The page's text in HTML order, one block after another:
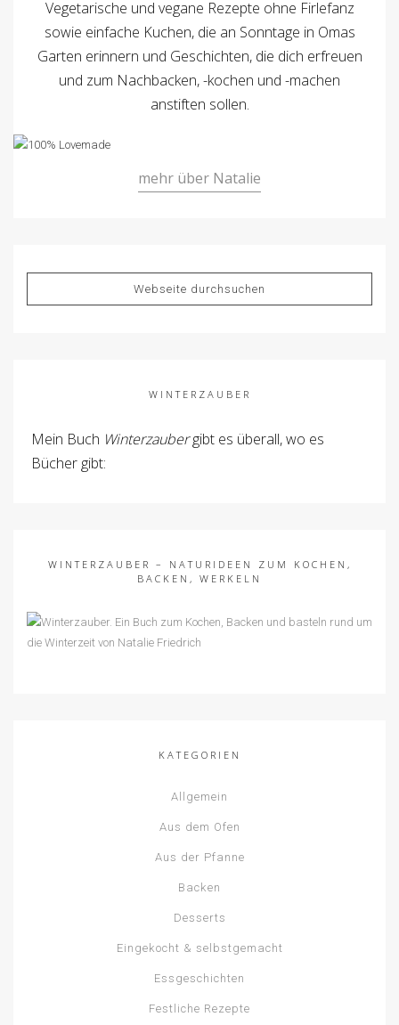
Vegetarische und vegane Rezepte ohne Firlefanz
sowie einfache Kuchen, die an Sonntage in Omas
Garten erinnern und Geschichten, die dich erfreuen
und zum Nachbacken, -kochen und -machen
anstiften sollen.
mehr über Natalie
WINTERZAUBER
Mein Buch Winterzaubergibt es überall, wo es
Bücher gibt:
WINTERZAUBER – NATURIDEEN ZUM KOCHEN,
BACKEN, WERKELN
KATEGORIEN
Allgemein
Aus dem Ofen
Aus der Pfanne
Backen
Desserts
Eingekocht & selbstgemacht
Essgeschichten
Festliche Rezepte